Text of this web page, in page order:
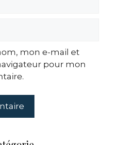
mon e-mail et
pour mon